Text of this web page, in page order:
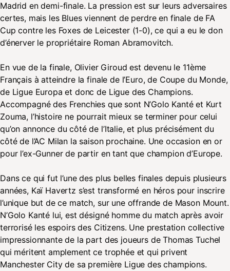
Madrid en demi-finale. La pression est sur leurs adversaires
certes, mais les Blues viennent de perdre en finale de FA
Cup contre les Foxes de Leicester (1-0), ce qui a eu le don
d’énerver le propriétaire Roman Abramovitch.
En vue de la finale, Olivier Giroud est devenu le 11ème
Français à atteindre la finale de l’Euro, de Coupe du Monde,
de Ligue Europa et donc de Ligue des Champions.
Accompagné des Frenchies que sont N’Golo Kanté et Kurt
Zouma, l’histoire ne pourrait mieux se terminer pour celui
qu’on annonce du côté de l’Italie, et plus précisément du
côté de l’AC Milan la saison prochaine. Une occasion en or
pour l’ex-Gunner de partir en tant que champion d’Europe.
Dans ce qui fut l’une des plus belles finales depuis plusieurs
années, Kaï Havertz s’est transformé en héros pour inscrire
l’unique but de ce match, sur une offrande de Mason Mount.
N’Golo Kanté lui, est désigné homme du match après avoir
terrorisé les espoirs des Citizens. Une prestation collective
impressionnante de la part des joueurs de Thomas Tuchel
qui méritent amplement ce trophée et qui privent
Manchester City de sa première Ligue des champions.